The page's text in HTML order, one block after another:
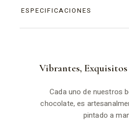
ESPECIFICACIONES
Vibrantes,
Cada uno de nuestros
chocolate, es
pintado a